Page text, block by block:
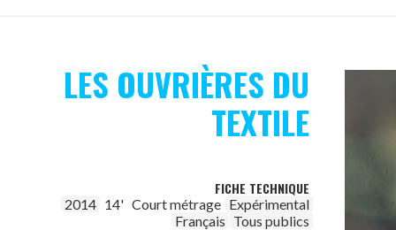
LES OUVRIÈRES DU
TEXTILE
FICHE TECHNIQUE
2014 14' Court métrage Expérimental
Français Tous publics